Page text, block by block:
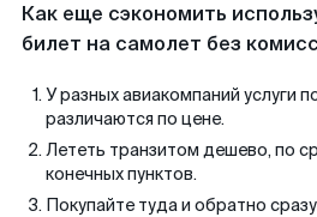
Как еще сэкономить
билет на самолет без
У разных авиакомпаний услуги
различаются по цене.
Лететь транзитом дешево, по
конечных пунктов.
Покупайте туда и обратно